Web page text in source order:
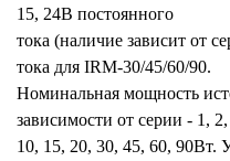
15, 24В постоянного
тока (наличие зависит от
тока для IRM-30/45/60/90.
Номинальная мощность
зависимости от серии - 1,
10, 15, 20, 30, 45, 60, 90Вт.